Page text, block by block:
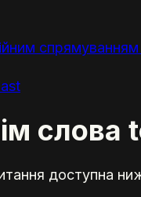
слова
доступна